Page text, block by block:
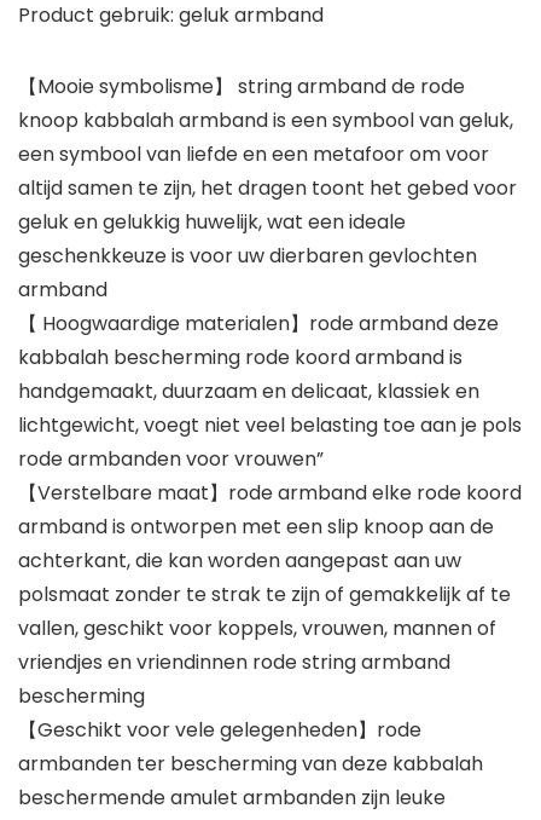
Product gebruik: geluk armband
【Mooie symbolisme】 string armband de rode
knoop kabbalah armband is een symbool van geluk,
een symbool van liefde en een metafoor om voor
altijd samen te zijn, het dragen toont het gebed voor
geluk en gelukkig huwelijk, wat een ideale
geschenkkeuze is voor uw dierbaren gevlochten
armband
【 Hoogwaardige materialen】rode armband deze
kabbalah bescherming rode koord armband is
handgemaakt, duurzaam en delicaat, klassiek en
lichtgewicht, voegt niet veel belasting toe aan je pols
rode armbanden voor vrouwen”
【Verstelbare maat】rode armband elke rode koord
armband is ontworpen met een slip knoop aan de
achterkant, die kan worden aangepast aan uw
polsmaat zonder te strak te zijn of gemakkelijk af te
vallen, geschikt voor koppels, vrouwen, mannen of
vriendjes en vriendinnen rode string armband
bescherming
【Geschikt voor vele gelegenheden】rode
armbanden ter bescherming van deze kabbalah
beschermende amulet armbanden zijn leuke